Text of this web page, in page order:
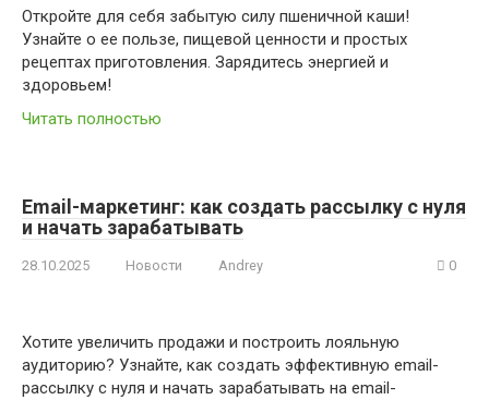
Откройте для себя забытую силу пшеничной каши!
Узнайте о ее пользе, пищевой ценности и простых
рецептах приготовления. Зарядитесь энергией и
здоровьем!
Читать полностью
Email-маркетинг: как создать рассылку с нуля
и начать зарабатывать
28.10.2025 Новости Andrey 0
Хотите увеличить продажи и построить лояльную
аудиторию? Узнайте, как создать эффективную email-
рассылку с нуля и начать зарабатывать на email-